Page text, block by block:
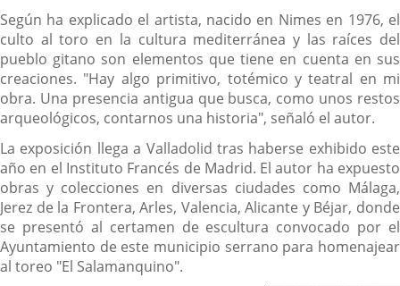
Según ha explicado el artista, nacido en Nimes en 1976, el
culto al toro en la cultura mediterránea y las raíces del
pueblo gitano son elementos que tiene en cuenta en sus
creaciones. "Hay algo primitivo, totémico y teatral en mi
obra. Una presencia antigua que busca, como unos restos
arqueológicos, contarnos una historia", señaló el autor.
La exposición llega a Valladolid tras haberse exhibido este
año en el Instituto Francés de Madrid. El autor ha expuesto
obras y colecciones en diversas ciudades como Málaga,
Jerez de la Frontera, Arles, Valencia, Alicante y Béjar, donde
se presentó al certamen de escultura convocado por el
Ayuntamiento de este municipio serrano para homenajear
al toreo "El Salamanquino".